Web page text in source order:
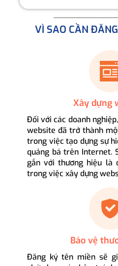
VÌ SAO CẦN
Xây dựng
Đối với các doanh
website đã trở thành
trong việc tạo dựng sự
quảng bá trên Internet.
gắn với thương hiệu là
trong việc xây dựng
Bảo vệ
Đăng ký tên miền sẽ